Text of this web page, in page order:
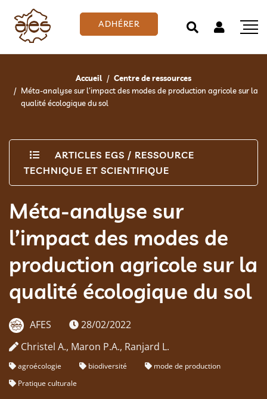
ADHÉRER
Accueil
Centre de ressources
Méta-analyse sur l’impact des modes de production agricole sur la
qualité écologique du sol
ARTICLES EGS / RESSOURCE
TECHNIQUE ET SCIENTIFIQUE
Méta-analyse sur
l’impact des modes de
production agricole sur la
qualité écologique du sol
AFES
28/02/2022
Christel A., Maron P.A., Ranjard L.
agroécologie biodiversité
mode de production
Pratique culturale